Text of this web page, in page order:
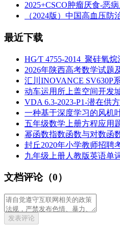
2025+CSCO肿瘤厌食-恶
（2024版）中国高血压
最近下载
HG∕T 4755-2014_聚硅氧
2026年陕西高考数学试题
汇川INOVANCE SV630P
动车运用所上盖空间开发
VDA 6.3-2023-P1-潜在供
一种基于深度学习的风机
五年级数学上册方程应用
幂函数指数函数与对数函
封丘2020年小学教师招聘
九年级上册人教版英语单
文档评论（0）
发表评论